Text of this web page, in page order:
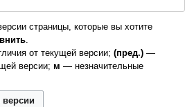
страницы, которые вы хотите
.
от текущей версии; (пред.)—
версии; м — незначительные